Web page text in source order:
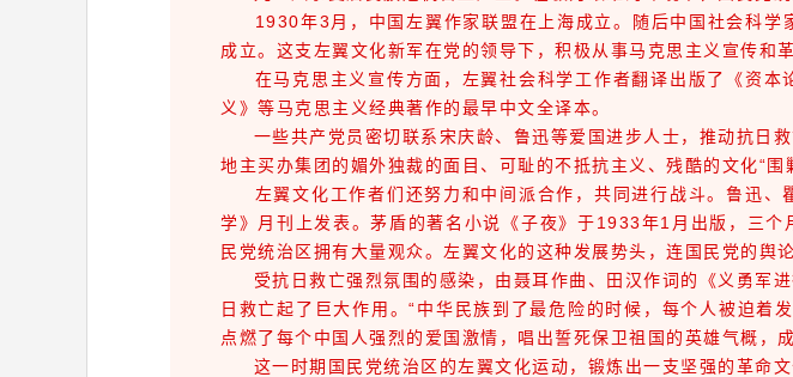
1930年3月，中国左翼作家联盟在上海成立。随后中国社会科学
成立。这支左翼文化新军在党的领导下，积极从事马克思主义宣传和
在马克思主义宣传方面，左翼社会科学工作者翻译出版了《资本
义》等马克思主义经典著作的最早中文全译本。
一些共产党员密切联系宋庆龄、鲁迅等爱国进步人士，推动抗日
地主买办集团的媚外独裁的面目、可耻的不抵抗主义、残酷的文化“
左翼文化工作者们还努力和中间派合作，共同进行战斗。鲁迅、
学》月刊上发表。茅盾的著名小说《子夜》于1933年1月出版，三
民党统治区拥有大量观众。左翼文化的这种发展势头，连国民党的舆
受抗日救亡强烈氛围的感染，由聂耳作曲、田汉作词的《义勇军
日救亡起了巨大作用。“中华民族到了最危险的时候，每个人被迫
点燃了每个中国人强烈的爱国激情，唱出誓死保卫祖国的英雄气概，
这一时期国民党统治区的左翼文化运动，锻炼出一支坚强的革命文